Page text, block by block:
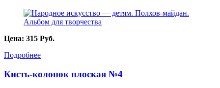
Цена: 315 Руб.
Подробнее
Кисть-колонок плоская №4